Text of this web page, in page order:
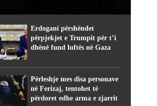
Erdogani përshëndet
përpjekjet e Trumpit për t’i
dhënë fund luftës në Gaza
Përleshje mes disa personave
në Ferizaj, tentohet të
përdoret edhe arma e zjarrit